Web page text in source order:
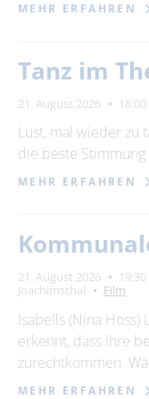
MEHR ERFAHREN
Tanz im
21. August 2026
Lust, mal wieder zu
die beste
MEHR ERFAHREN
21. August 2026
Joachimsthal
Film
Isabells (Nina
erkennt, dass ihre
zurechtkommen.
MEHR ERFAHREN